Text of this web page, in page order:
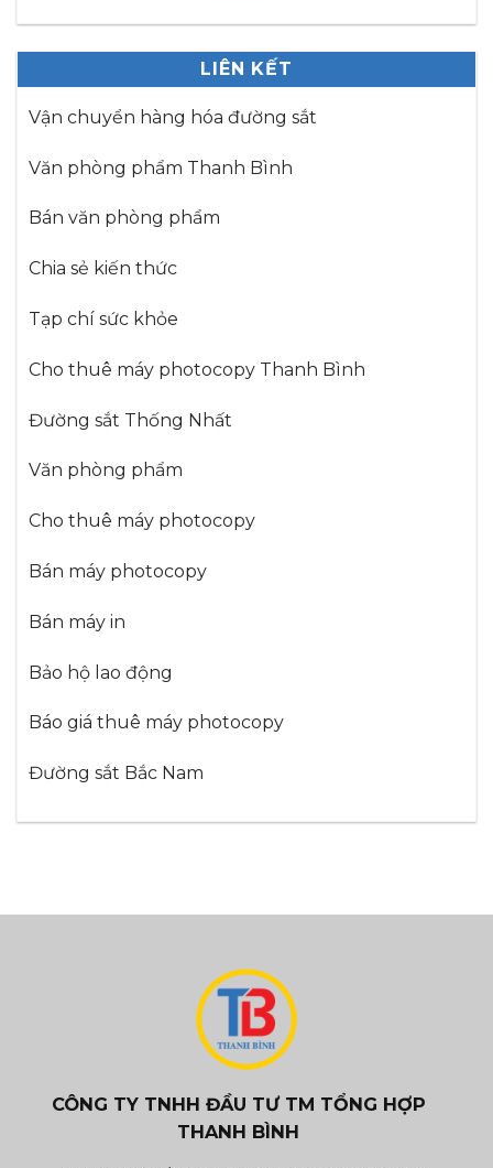
LIÊN KẾT
Vận chuyển hàng hóa đường sắt
Văn phòng phẩm Thanh Bình
Bán văn phòng phẩm
Chia sẻ kiến thức
Tạp chí sức khỏe
Cho thuê máy photocopy Thanh Bình
Đường sắt Thống Nhất
Văn phòng phẩm
Cho thuê máy photocopy
Bán máy photocopy
Bán máy in
Bảo hộ lao động
Báo giá thuê máy photocopy
Đường sắt Bắc Nam
CÔNG TY TNHH ĐẦU TƯ TM TỔNG HỢP
THANH BÌNH